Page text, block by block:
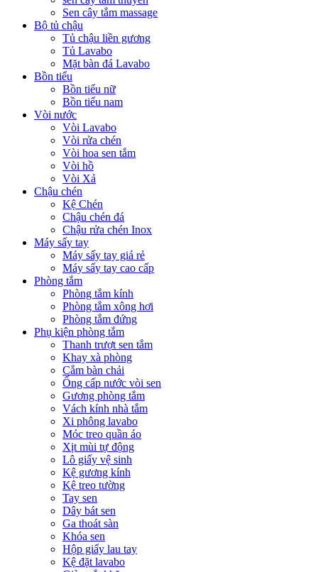
Sen cây tắm massage
Bộ tủ chậu
Tủ chậu liền gương
Tủ Lavabo
Mặt bàn đá Lavabo
Bồn tiểu
Bồn tiểu nữ
Bồn tiểu nam
Vòi nước
Vòi Lavabo
Vòi rửa chén
Vòi hoa sen tắm
Vòi hồ
Vòi Xả
Chậu chén
Kệ Chén
Chậu chén đá
Chậu rửa chén Inox
Máy sấy tay
Máy sấy tay giá rẻ
Máy sấy tay cao cấp
Phòng tắm
Phòng tắm kính
Phòng tắm xông hơi
Phòng tắm đứng
Phụ kiện phòng tắm
Thanh trượt sen tắm
Khay xà phòng
Cắm bàn chải
Ống cấp nước vòi sen
Gương phòng tắm
Vách kính nhà tắm
Xi phông lavabo
Móc treo quần áo
Xịt mùi tự động
Lô giấy vệ sinh
Kệ gương kính
Kệ treo tường
Tay sen
Dây bát sen
Ga thoát sàn
Khóa sen
Hộp giấy lau tay
Kệ đặt lavabo